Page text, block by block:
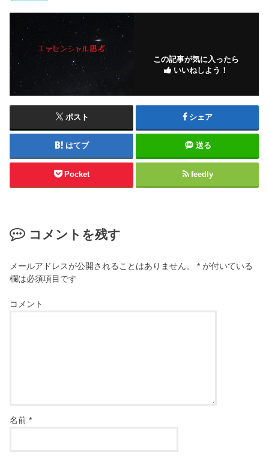
この記事が気に入ったら
いいねしよう！
ポスト シェア
はてブ 送る
Pocket feedly
コメントを残す
メールアドレスが公開されることはありません。 * が付いている
欄は必須項目です
コメント
名前*